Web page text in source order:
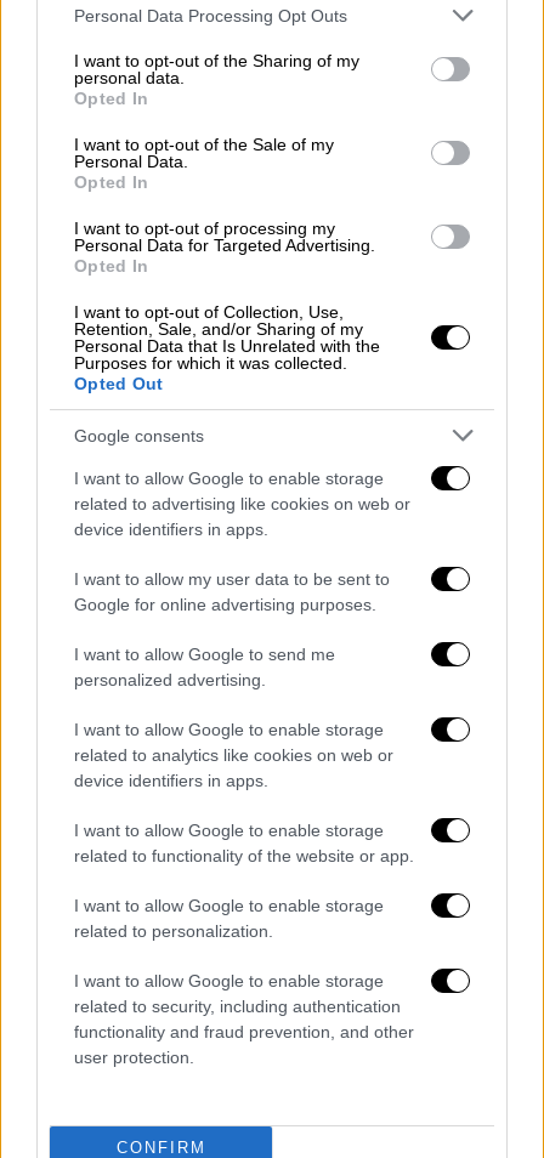
Please note that this website/app uses one or more Google
not limited to your visit or usage behaviour. You may click to
grant or deny consent to Google and its third-party tags to
use your data for below specified purposes in below Google
consent section.
Personal Data Processing Opt Outs
I want to opt-out of the Sharing of my
personal data.
Opted In
I want to opt-out of the Sale of my
Personal Data.
Opted In
I want to opt-out of processing my
Personal Data for Targeted Advertising.
Opted In
I want to opt-out of Collection, Use,
Retention, Sale, and/or Sharing of my
Personal Data that Is Unrelated with the
Purposes for which it was collected.
Opted Out
Google consents
I want to allow Google to enable storage
related to advertising like cookies on web or
device identifiers in apps.
I want to allow my user data to be sent to
Google for online advertising purposes.
I want to allow Google to send me
personalized advertising.
I want to allow Google to enable storage
related to analytics like cookies on web or
device identifiers in apps.
I want to allow Google to enable storage
related to functionality of the website or app.
I want to allow Google to enable storage
related to personalization.
I want to allow Google to enable storage
related to security, including authentication
functionality and fraud prevention, and other
user protection.
CONFIRM
κοινωνική υποχρέωση, δεν με πλησίασε ποτέ
κανένας ιερέας, να μου πει το οτιδήποτε και
το κλίμα με τους πάντα φιλόξενους Αρκάδες
που μπορούν να επιβεβαιώσουν
εκατοντάδες που ήταν παρόντες.
Στο αξιακό μου σύστημα δεν χωρούν
αποκλεισμοί, ούτε εκείνων που πρέπει να
αναγνωριστούν από την Πολιτεία τα
δικαιώματα τους, ούτε εκείνων που θέλουν
να συμμετέχουν στην Εκκλησία μας, που σε
κάθε περίπτωση είναι πυλώνας της
κοινωνικής ιστορίας και συνοχής στη χώρα.
Για αυτό και θέλω να ευχαριστήσω τον
Πρόεδρο και την παράταξη για την
ανακοίνωση, απέναντι στην αδιανόητη
επίθεση που εξαπέλυσε ο Αρχιμανδρίτης
στην οικογένεια μου.
Παράλληλα, εύχομαι να είμαι το μοναδικό
θύμα - εκπρόσωπος του
απέναντι σε τέτοιες μισαλλόδοξες
συμπεριφορές.
ανάγκη, να σας ευχαριστήσουμε για όλη την
έμπρακτη στήριξη προς τα πρόσωπα μας και
την οικογένεια μας.»